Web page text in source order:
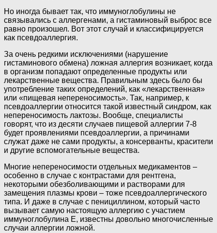
Но иногда бывает так, что иммуноглобулины не
связывались с аллергенами, а гистаминовый выброс все
равно произошел. Вот этот случай и классифицируется
как псевдоаллергия.
За очень редкими исключениями (нарушение
гистаминового обмена) ложная аллергия возникает, когда
в организм попадают определенные продукты или
лекарственные вещества. Правильным здесь было бы
употребление таких определений, как «лекарственная»
или «пищевая непереносимость». Так, например, к
псевдоаллергии относится такой известный синдром, как
непереносимость лактозы. Вообще, специалисты
говорят, что из десяти случаев пищевой аллергии 7-8
будет проявлениями псевдоаллергии, а причинами
служат даже не сами продукты, а консерванты, красители
и другие вспомогательные вещества.
Многие непереносимости отдельных медикаментов –
особенно в случае с контрастами для рентгена,
некоторыми обезболивающими и растворами для
замещения плазмы крови – тоже псевдоаллергического
типа. И даже в случае с пенициллином, который часто
вызывает самую настоящую аллергию с участием
иммуноглобулина Е, известны довольно многочисленные
случаи аллергии ложной.